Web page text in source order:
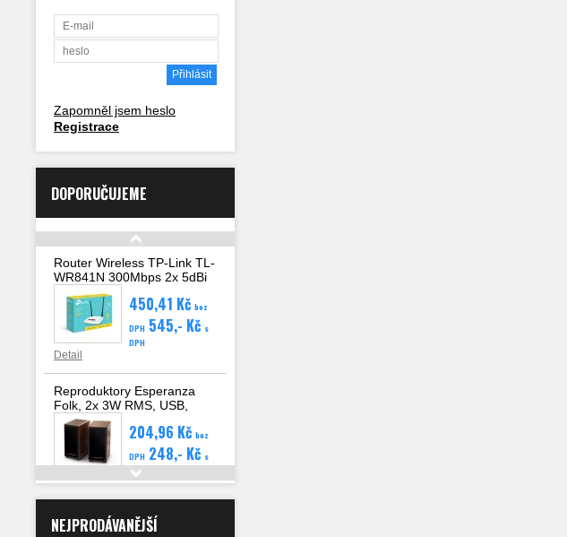
Zapomněl jsem heslo
Registrace
DOPORUČUJEME
Router Wireless TP-Link TL-
WR841N 300Mbps 2x 5dBi
anténa, 4x LAN, WAN, WPS
450,41 Kč bez
DPH 545,- Kč s
DPH
Detail
Reproduktory Esperanza
Folk, 2x 3W RMS, USB,
hlasitost, dřevěné
204,96 Kč bez
DPH 248,- Kč s
DPH
Detail
NEJPRODÁVANĚJŠÍ